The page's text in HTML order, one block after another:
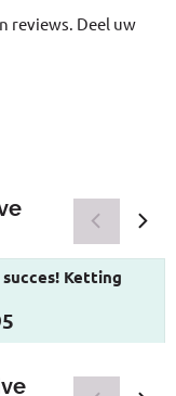
reviews. Deel uw
Ketting